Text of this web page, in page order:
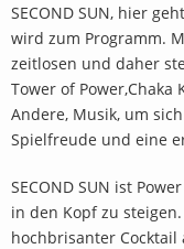
SECOND SUN, hier
wird zum Programm.
zeitlosen und daher
Tower of Power,Chaka
Andere, Musik, um
Spielfreude und eine
SECOND SUN ist
in den Kopf zu
hochbrisanter Cocktail